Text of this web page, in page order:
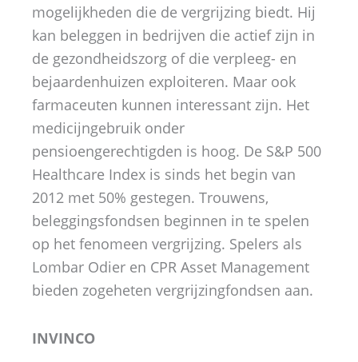
mogelijkheden die de vergrijzing biedt. Hij
kan beleggen in bedrijven die actief zijn in
de gezondheidszorg of die verpleeg- en
bejaardenhuizen exploiteren. Maar ook
farmaceuten kunnen interessant zijn. Het
medicijngebruik onder
pensioengerechtigden is hoog. De S&P 500
Healthcare Index is sinds het begin van
2012 met 50% gestegen. Trouwens,
beleggingsfondsen beginnen in te spelen
op het fenomeen vergrijzing. Spelers als
Lombar Odier en CPR Asset Management
bieden zogeheten vergrijzingfondsen aan.
INVINCO